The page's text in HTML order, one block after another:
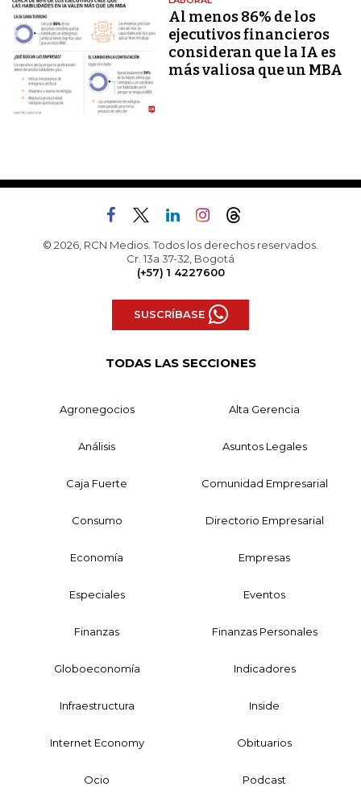
Al menos 86% de los
ejecutivos financieros
consideran que la IA es
más valiosa que un MBA
© 2026, RCN Medios. Todos los derechos reservados.
Cr. 13a 37-32, Bogotá
(+57) 1 4227600
SUSCRÍBASE
TODAS LAS SECCIONES
Agronegocios Alta Gerencia
Análisis Asuntos Legales
Caja Fuerte Comunidad Empresarial
Consumo Directorio Empresarial
Economía Empresas
Especiales Eventos
Finanzas Finanzas Personales
Globoeconomía Indicadores
Infraestructura Inside
Internet Economy Obituarios
Ocio Podcast